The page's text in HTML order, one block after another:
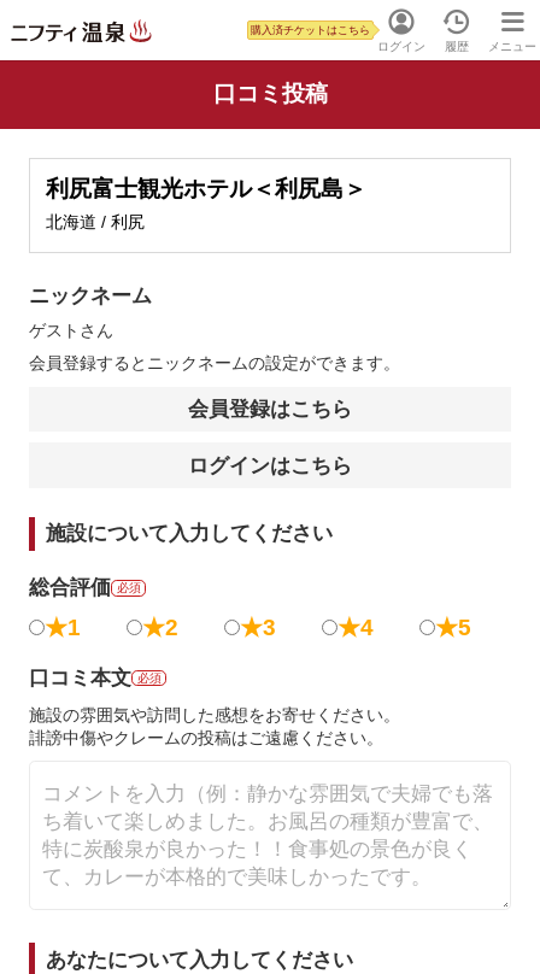
ログイン
購入済チケットはこちら
履歴 メニュー
口コミ投稿
利尻富士観光ホテル＜利尻島＞
北海道 / 利尻
ニックネーム
ゲスト さん
会員登録するとニックネームの設定ができます。
会員登録はこちら
ログインはこちら
施設について入力してください
総合評価 必須
★1 ★2 ★3 ★4 ★5
口コミ本文 必須
施設の雰囲気や訪問した感想をお寄せください。
誹謗中傷やクレームの投稿はご遠慮ください。
あなたについて入力してください